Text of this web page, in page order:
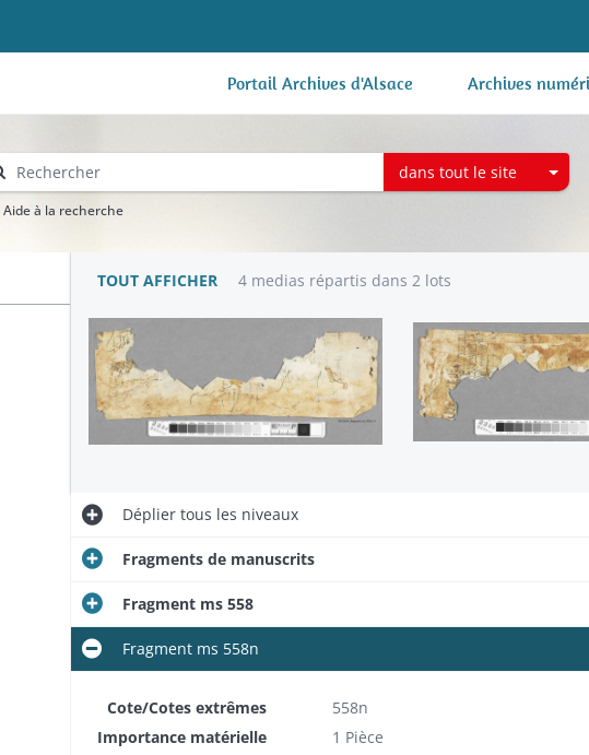
Portail Archives d'Alsace Archives
dans tout le site
Aide à la recherche
TOUT AFFICHER 4 medias répartis dans 2 lots
Dépliertous les niveaux
Fragments de manuscrits
Fragment ms 558
Fragment ms 558n
Cote/Cotes extrêmes
558n
Importance matérielle
1 Pièce